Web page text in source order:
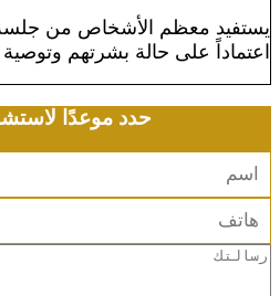
اعتماداً على حالة بشرتهم
حدد موعدًا